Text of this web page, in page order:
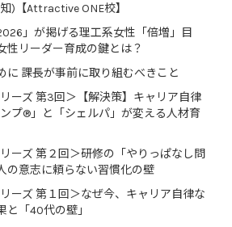
)【Attractive ONE校】
」が掲げる理工系女性「倍増」目
性リーダー育成の鍵とは？
に 課長が事前に取り組むべきこと
ーズ 第3回＞【解決策】キャリア自律
プ®」と「シェルパ」が変える人材育
ーズ 第２回＞研修の「やりっぱなし問
の意志に頼らない習慣化の壁
ーズ 第１回＞なぜ今、キャリア自律な
と「40代の壁」